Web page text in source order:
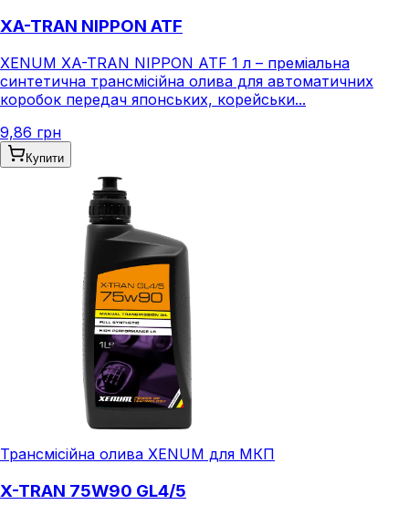
XA-TRAN NIPPON ATF
XENUM XA-TRAN NIPPON ATF 1 л – преміальна
синтетична трансмісійна олива для автоматичних
коробок передач японських, корейськи...
9,86 грн
Купити
Трансмісійна олива XENUM для МКП
X-TRAN 75W90 GL4/5